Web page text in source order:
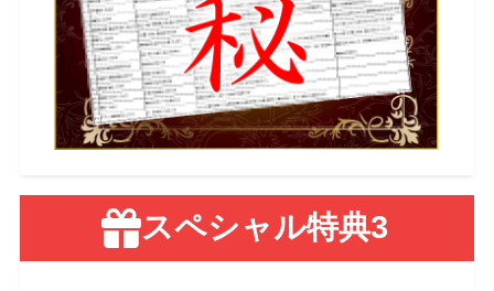
スペシャル特典3